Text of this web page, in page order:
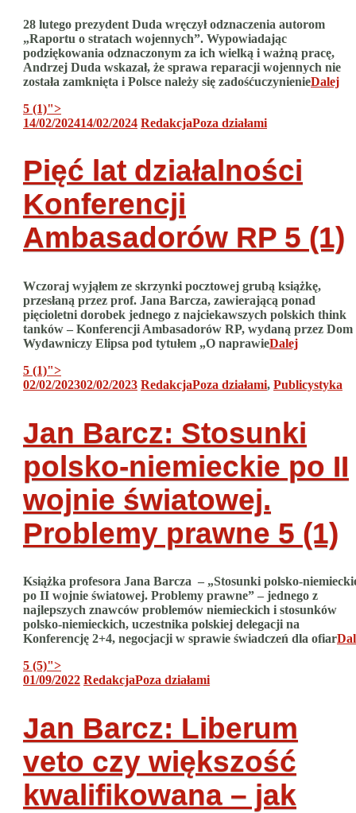
28 lutego prezydent Duda wręczył odznaczenia autorom
„Raportu o stratach wojennych”. Wypowiadając
podziękowania odznaczonym za ich wielką i ważną pracę,
Andrzej Duda wskazał, że sprawa reparacji wojennych nie
została zamknięta i Polsce należy się zadośćuczynienieDalej
5 (1)">
14/02/202414/02/2024 RedakcjaPoza działami
Pięć lat działalności
Konferencji
Ambasadorów RP 5 (1)
Wczoraj wyjąłem ze skrzynki pocztowej grubą książkę,
przesłaną przez prof. Jana Barcza, zawierającą ponad
pięcioletni dorobek jednego z najciekawszych polskich think
tanków – Konferencji Ambasadorów RP, wydaną przez Dom
Wydawniczy Elipsa pod tytułem „O naprawieDalej
5 (1)">
02/02/202302/02/2023 RedakcjaPoza działami, Publicystyka
Jan Barcz: Stosunki
polsko-niemieckie po II
wojnie światowej.
Problemy prawne 5 (1)
Książka profesora Jana Barcza – „Stosunki polsko-
po II wojnie światowej. Problemy prawne” – jednego z
najlepszych znawców problemów niemieckich i stosunków
polsko-niemieckich, uczestnika polskiej delegacji na
Konferencję 2+4, negocjacji w sprawie świadczeń dla ofiar
5 (5)">
01/09/2022 RedakcjaPoza działami
Jan Barcz: Liberum
veto czy większość
kwalifikowana – jak